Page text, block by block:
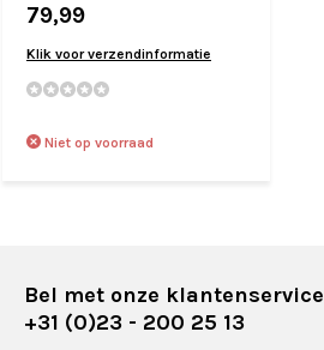
79,99
Klik voor verzendinformatie
Niet op voorraad
Bel met onze klantenservice
+31 (0)23 - 200 25 13